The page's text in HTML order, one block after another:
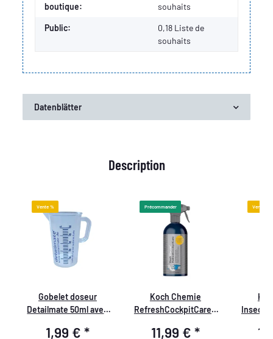
boutique:
souhaits
Public: 0,18 Liste de
souhaits
Datenblätter
Description
Vente %
Gobelet doseur
Detailmate 50ml avec
Detailmate
1,99 € *
Précommander
Koch Chemie
RefreshCockpitCare -
bord semi-mat 500ml
11,99 € *
Vente %